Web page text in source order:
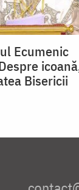
Ecumenic
Bisericii